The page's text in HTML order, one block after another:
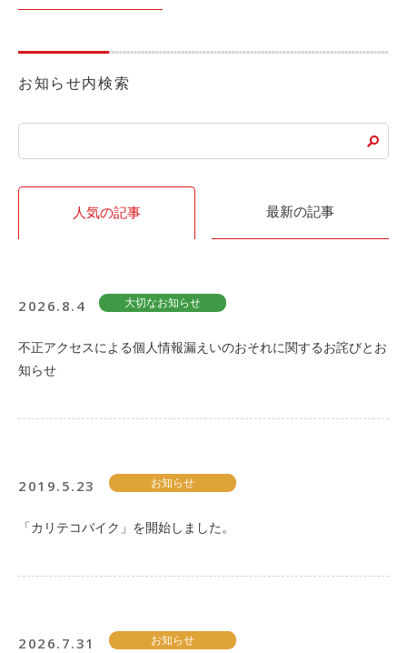
ご入会はこちら 会員ログイン
サイトマップ
お知らせ内検索
人気の記事 最新の記事
2026.8.4 大切なお知らせ
不正アクセスによる個人情報漏えいのおそれに関するお詫びとお
知らせ
2019.5.23 お知らせ
「カリテコバイク」を開始しました。
2026.7.31 お知らせ